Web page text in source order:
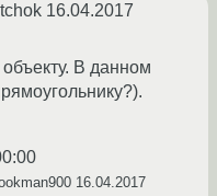
16.04.2017
В данном
16.04.2017